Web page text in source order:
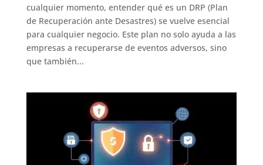
cualquier momento, entender qué es un DRP (Plan
de Recuperación ante Desastres) se vuelve esencial
para cualquier negocio. Este plan no solo ayuda a las
empresas a recuperarse de eventos adversos, sino
que también...